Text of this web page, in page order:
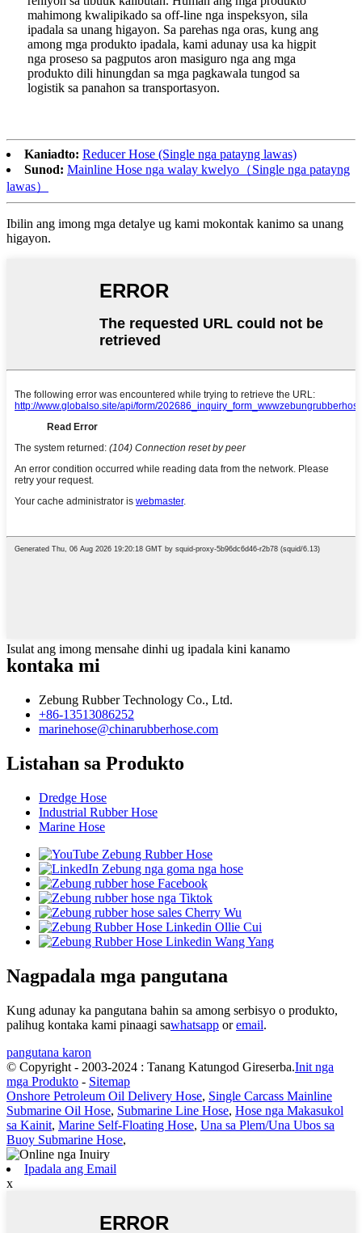
mahimong kwalipikado sa off-line nga inspeksyon, sila
ipadala sa unang higayon. Sa parehas nga oras, kung ang
among mga produkto ipadala, kami adunay usa ka higpit
nga proseso sa pagputos aron masiguro nga ang mga
produkto dili hinungdan sa mga pagkawala tungod sa
logistik sa panahon sa transportasyon.
Kaniadto: Reducer Hose (Single nga patayng lawas)
Sunod: Mainline Hose nga walay kwelyo（Single nga patayng
lawas）
Ibilin ang imong mga detalye ug kami mokontak kanimo sa unang
higayon.
Isulat ang imong mensahe dinhi ug ipadala kini kanamo
kontaka mi
Zebung Rubber Technology Co., Ltd.
+86-13513086252
marinehose@chinarubberhose.com
Listahan sa Produkto
Dredge Hose
Industrial Rubber Hose
Marine Hose
Nagpadala mga pangutana
Kung adunay ka pangutana bahin sa among serbisyo o produkto,
palihug kontaka kami pinaagi sawhatsapp oremail.
pangutana karon
© Copyright - 2003-2024 : Tanang Katungod Gireserba.Init nga
mga Produkto - Sitemap
Onshore Petroleum Oil Delivery Hose, Single Carcass Mainline
Submarine Oil Hose, Submarine Line Hose, Hose nga Makasukol
sa Kainit, Marine Self-Floating Hose, Una sa Plem/Una Ubos sa
Buoy Submarine Hose,
Ipadala ang Email
x